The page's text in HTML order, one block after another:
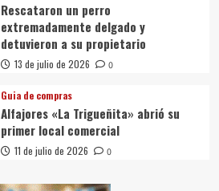
Rescataron un perro
extremadamente delgado y
detuvieron a su propietario
13 de julio de 2026 0
Guia de compras
Alfajores «La Trigueñita» abrió su
primer local comercial
11 de julio de 2026 0